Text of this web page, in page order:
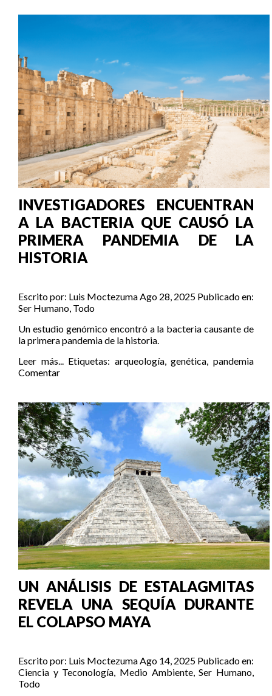
INVESTIGADORES ENCUENTRAN
A LA BACTERIA QUE CAUSÓ LA
PRIMERA PANDEMIA DE LA
HISTORIA
Escrito por: Luis MoctezumaAgo 28, 2025 Publicado en:
Ser Humano, Todo
Un estudio genómico encontró a la bacteria causante de
la primera pandemia de la historia.
Leer más... Etiquetas: arqueología,genética,pandemia
Comentar
UN ANÁLISIS DE ESTALAGMITAS
REVELA UNA SEQUÍA DURANTE
EL COLAPSO MAYA
Escrito por: Luis MoctezumaAgo 14, 2025 Publicado en:
Ciencia y Teconología, Medio Ambiente,Ser Humano,
Todo